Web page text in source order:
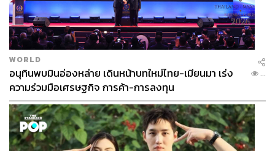
WORLD
อนุทินพบมินอ่องหล่าย เดินหน้าบทใหม่ไทย-เมียนมา เร่ง
ความร่วมมือเศรษฐกิจ การค้า-การลงทุน
...